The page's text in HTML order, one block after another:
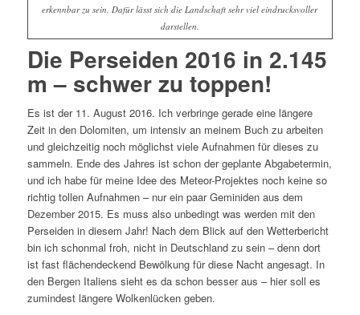
erkennbar zu sein. Dafür lässt sich die Landschaft sehr viel eindrucksvoller
darstellen.
Die Perseiden 2016 in 2.145
m – schwer zu toppen!
Es ist der 11. August 2016. Ich verbringe gerade eine längere
Zeit in den Dolomiten, um intensiv an meinem Buch zu arbeiten
und gleichzeitig noch möglichst viele Aufnahmen für dieses zu
sammeln. Ende des Jahres ist schon der geplante Abgabetermin,
und ich habe für meine Idee des Meteor-Projektes noch keine so
richtig tollen Aufnahmen – nur ein paar Geminiden aus dem
Dezember 2015. Es muss also unbedingt was werden mit den
Perseiden in diesem Jahr! Nach dem Blick auf den Wetterbericht
bin ich schonmal froh, nicht in Deutschland zu sein – denn dort
ist fast flächendeckend Bewölkung für diese Nacht angesagt. In
den Bergen Italiens sieht es da schon besser aus – hier soll es
zumindest längere Wolkenlücken geben.